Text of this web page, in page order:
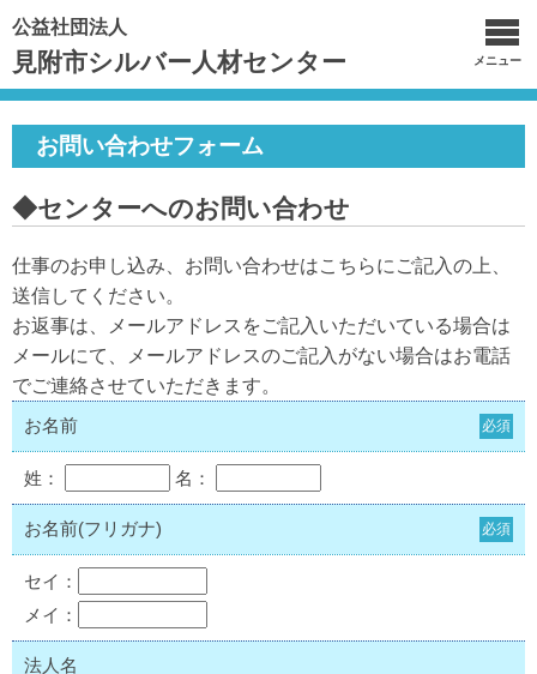
公益社団法人
見附市シルバー人材センター メニュー
お問い合わせフォーム
◆センターへのお問い合わせ
仕事のお申し込み、お問い合わせはこちらにご記入の上、
送信してください。
お返事は、メールアドレスをご記入いただいている場合は
メールにて、メールアドレスのご記入がない場合はお電話
でご連絡させていただきます。
お名前
必須
姓： 名：
お名前(フリガナ) 必須
セイ：
メイ：
法人名